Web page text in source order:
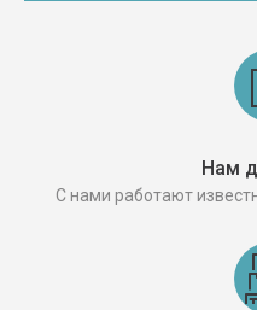
Нам
С нами работают